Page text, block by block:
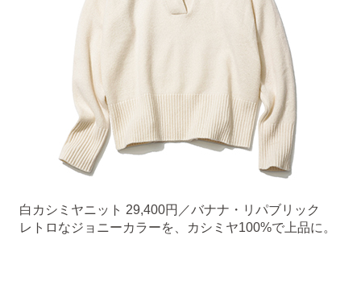
白カシミヤニット 29,400円／バナナ・リパブリック
レトロなジョニーカラーを、カシミヤ100%で上品に。